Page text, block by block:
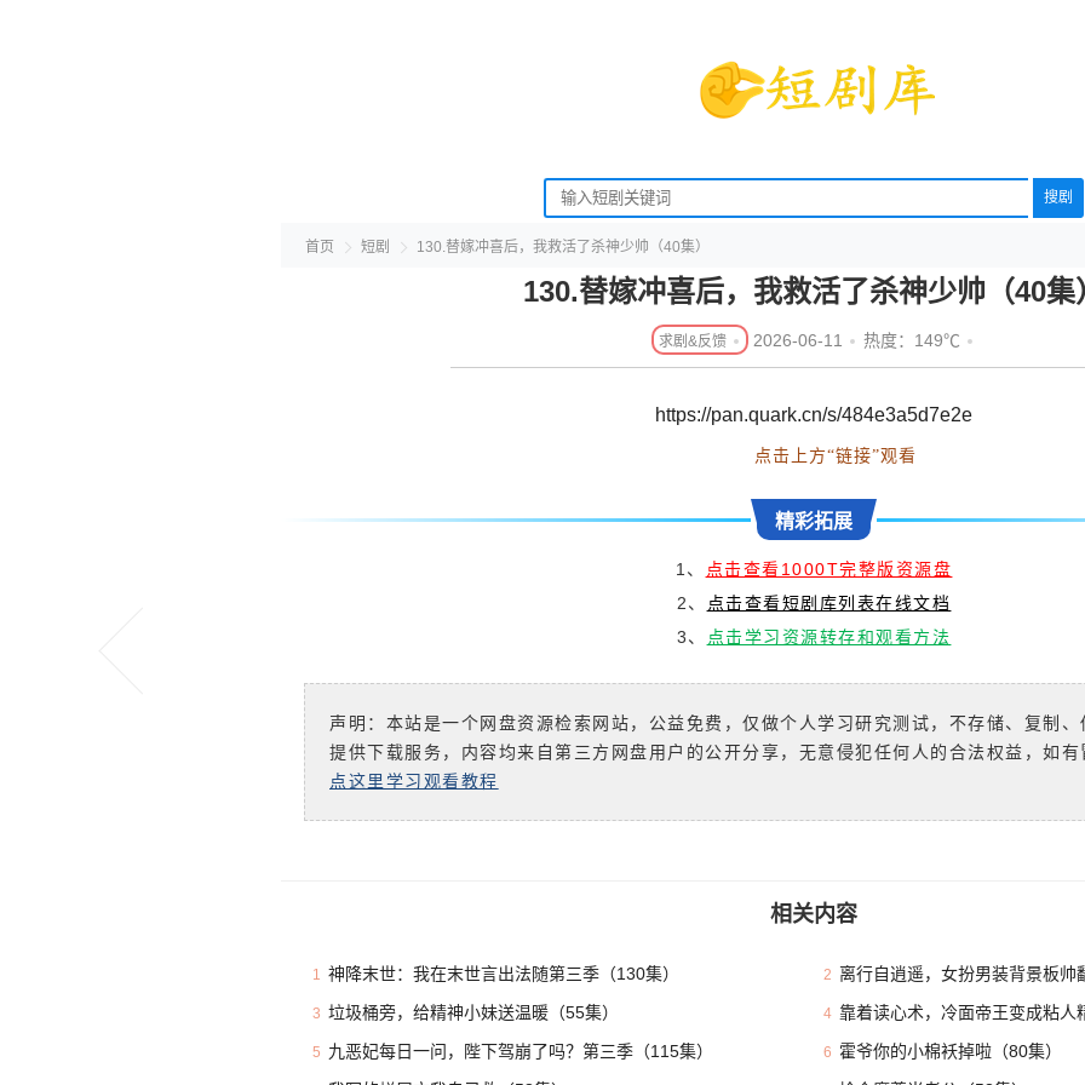
搜剧
首页 短剧 130.替嫁冲喜后，我救活了杀神少帅（40集）
130.替嫁冲喜后，我救活了杀神少帅（40集
2026-06-11 热度：149℃
https://pan.quark.cn/s/484e3a5d7e2e
点击上方“链接”观看
精彩拓展
1、 点击查看1000T完整版资源盘
2、 点击查看短剧库列表在线文档
3、 点击学习资源转存和观看方法
声明：本站是一个网盘资源检索网站，公益免费，仅做个人学习研究测试，不存储、复制
提供下载服务，内容均来自第三方网盘用户的公开分享，无意侵犯任何人的合法权益，如
点这里学习观看教程
相关内容
1 神降末世：我在末世言出法随第三季（130集） 2 离行自逍遥，女扮男装背景板帅
3 垃圾桶旁，给精神小妹送温暖（55集） 4 靠着读心术，冷面帝王变成粘人
5 九恶妃每日一问，陛下驾崩了吗？第三季（115集） 6 霍爷你的小棉袄掉啦（80集）